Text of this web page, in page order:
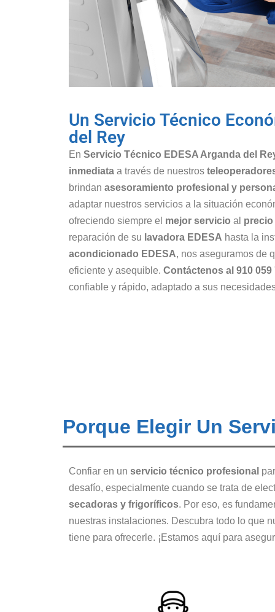
Un Servicio Técnico
del Rey
En Servicio Técnico EDESA Arganda del
inmediata a través de nuestros
brindan asesoramiento profesional y
adaptar nuestros servicios a la situación
ofreciendo siempre el mejor servicio al
reparación de su lavadora EDESA hasta la
acondicionado EDESA, nos aseguramos de
eficiente y asequible. Contáctenos al 910 059
confiable y rápido, adaptado a sus
Porque Elegir Un
Confiar en un servicio técnico profesional
desafío, especialmente cuando se trata de
secadoras y frigoríficos. Por eso, es
nuestras instalaciones. Descubra todo lo que
tiene para ofrecerle. ¡Estamos aquí para